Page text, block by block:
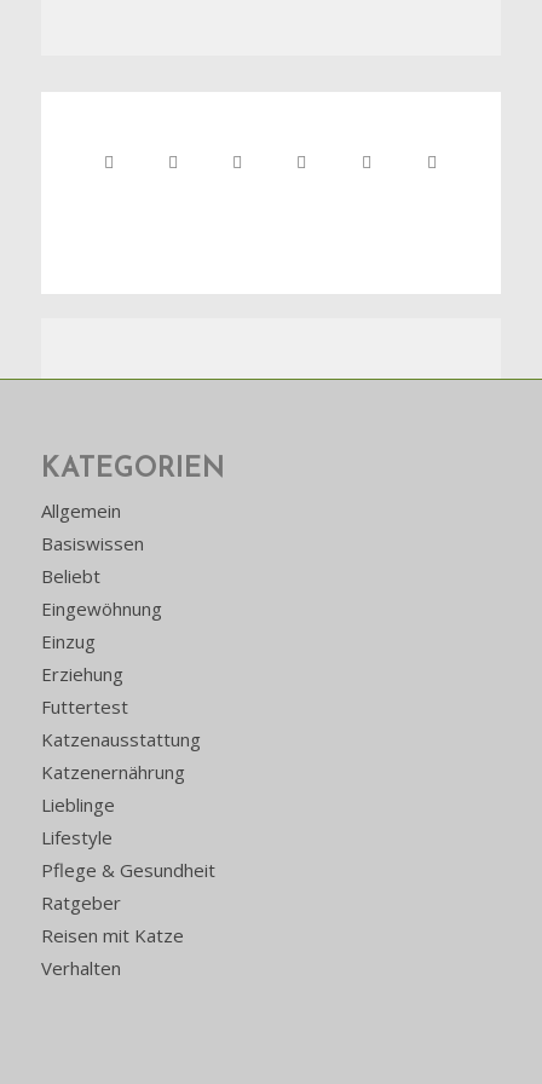
KATEGORIEN
Allgemein
Basiswissen
Beliebt
Eingewöhnung
Einzug
Erziehung
Futtertest
Katzenausstattung
Katzenernährung
Lieblinge
Lifestyle
Pflege & Gesundheit
Ratgeber
Reisen mit Katze
Verhalten